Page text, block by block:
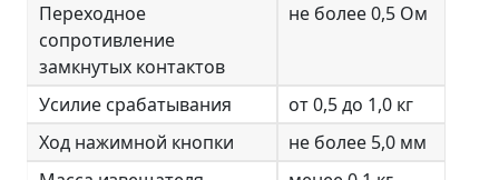
Переходное
сопротивление
замкнутых контактов
не более 0,5 Ом
Усилие срабатывания
от 0,5 до 1,0 кг
Ход нажимной кнопки
не более 5,0 мм